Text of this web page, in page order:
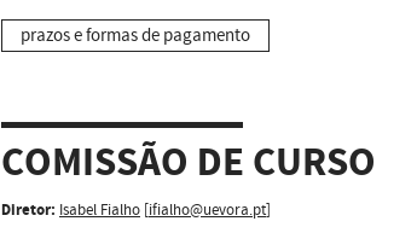
prazos e formas de pagamento
COMISSÃO DE CURSO
Diretor: Isabel Fialho [ifialho@uevora.pt]